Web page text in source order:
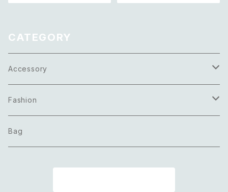
タル ビジュー アンティーク デザ
セサリー 天然石 パープル シェ
CATEGORY
Accessory
Necklace
Pierce
Fashion
Tops
Bag